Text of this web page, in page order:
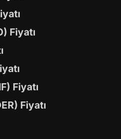
Fiyatı
Fiyatı
Fiyatı